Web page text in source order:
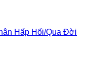
Hấp Hối/Qua Đời